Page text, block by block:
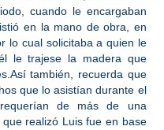
cuando le encargaban
en la mano de obra, en
lo cual solicitaba a quien le
le trajese la madera que
también, recuerda que
que lo asistían durante el
de más de una
realizó Luis fue en base